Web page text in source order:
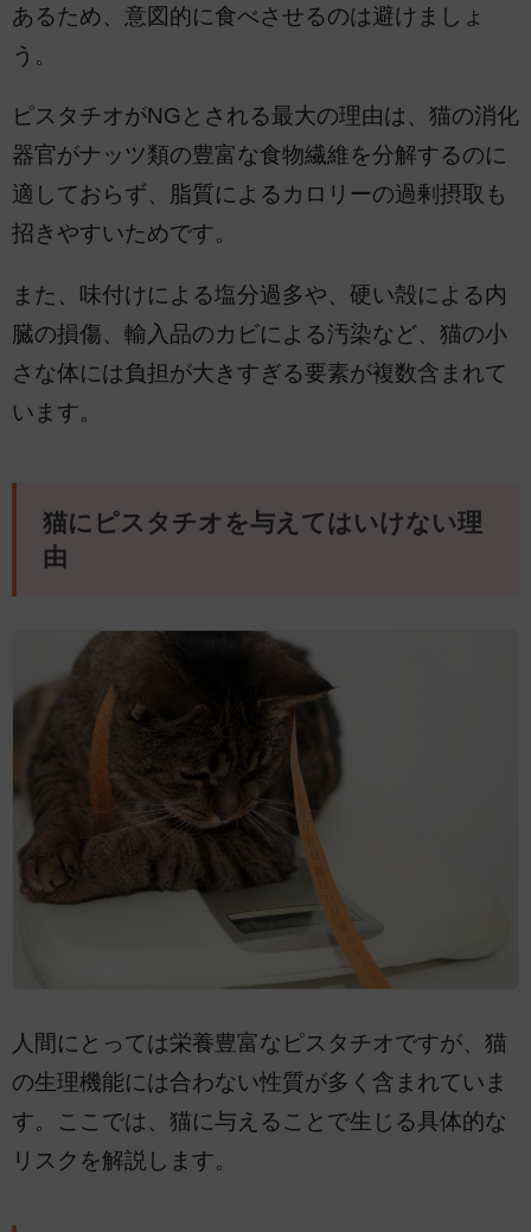
あるため、意図的に食べさせるのは避けましょ
う。
ピスタチオがNGとされる最大の理由は、猫の消化
器官がナッツ類の豊富な食物繊維を分解するのに
適しておらず、脂質によるカロリーの過剰摂取も
招きやすいためです。
また、味付けによる塩分過多や、硬い殻による内
臓の損傷、輸入品のカビによる汚染など、猫の小
さな体には負担が大きすぎる要素が複数含まれて
います。
猫にピスタチオを与えてはいけない理
由
人間にとっては栄養豊富なピスタチオですが、猫
の生理機能には合わない性質が多く含まれていま
す。ここでは、猫に与えることで生じる具体的な
リスクを解説します。